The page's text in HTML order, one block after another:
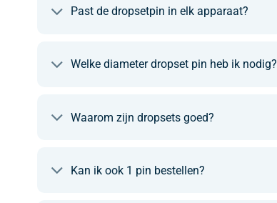
Past de dropsetpin in elk apparaat?
Welke diameter dropset pin heb ik nodig?
Waarom zijn dropsets goed?
Kan ik ook 1 pin bestellen?